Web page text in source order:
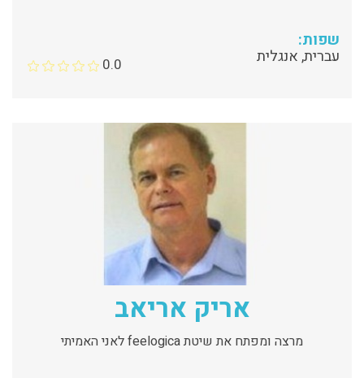
שפות:
עברית, אנגלית 0.0
אריק אריאב
מרצה ומפתח את שיטת feelogica לאני האמיתי